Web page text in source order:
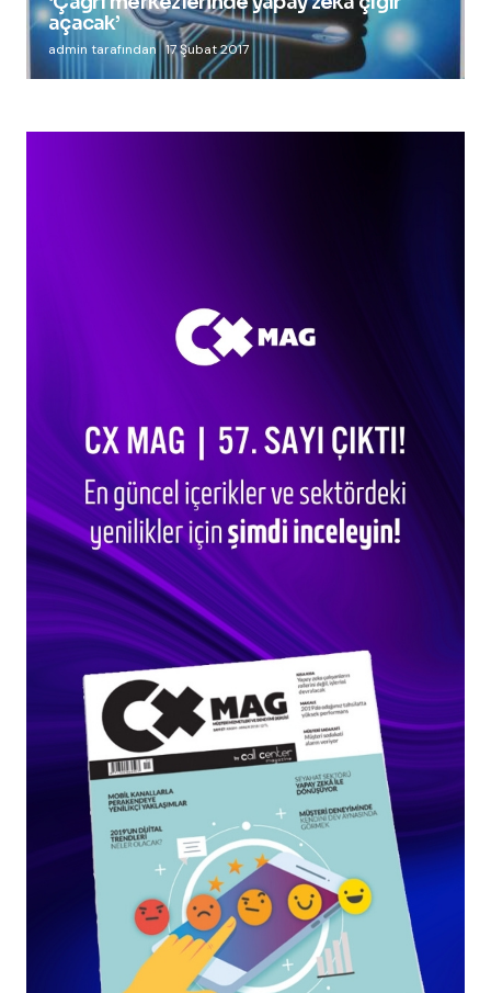
açacak’
admin tarafından 17 Şubat 2017